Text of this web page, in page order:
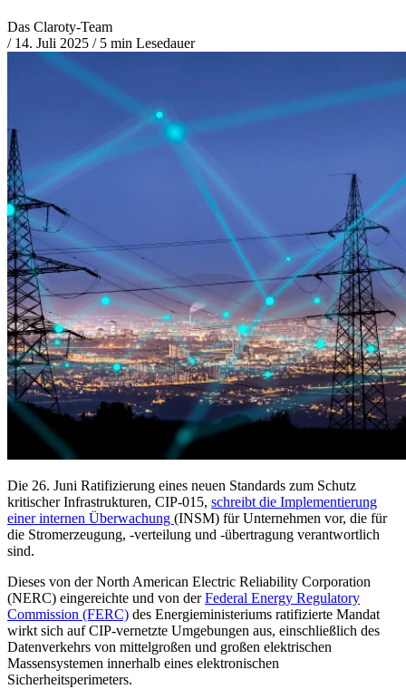
Das Claroty-Team
/ 14. Juli 2025 /5 min Lesedauer
Die 26. Juni Ratifizierung eines neuen Standards zum Schutz
kritischer Infrastrukturen, CIP-015, schreibt die Implementierung
einer internen Überwachung (INSM) für Unternehmen vor, die für
die Stromerzeugung, -verteilung und -übertragung verantwortlich
sind.
Dieses von der North American Electric Reliability Corporation
(NERC) eingereichte und von derFederal Energy Regulatory
Commission (FERC) des Energieministeriums ratifizierte Mandat
wirkt sich auf CIP-vernetzte Umgebungen aus, einschließlich des
Datenverkehrs von mittelgroßen und großen elektrischen
Massensystemen innerhalb eines elektronischen
Sicherheitsperimeters.